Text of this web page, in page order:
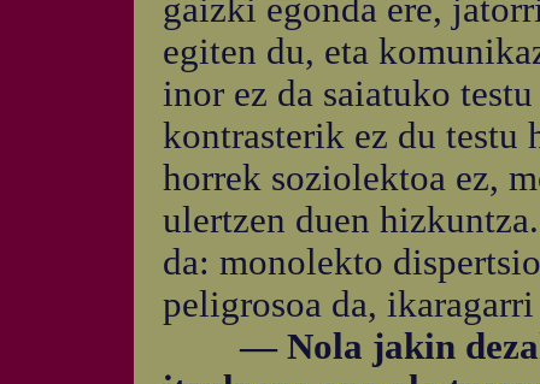
gaizki egonda ere,
egiten du, eta
inor ez da saiatuko
kontrasterik ez du
horrek soziolektoa ez,
ulertzen duen
da: monolekto
peligrosoa da,
— Nola jakin